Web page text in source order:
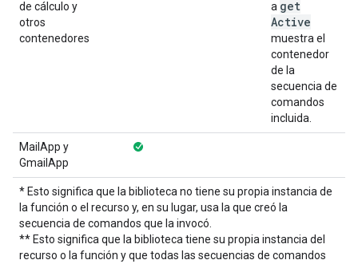
de cálculo y
otros
contenedores
a get
Active
muestra el
contenedor
de la
secuencia de
comandos
incluida.
MailApp y
GmailApp
* Esto significa que la biblioteca no tiene su propia instancia de
la función o el recurso y, en su lugar, usa la que creó la
secuencia de comandos que la invocó.
** Esto significa que la biblioteca tiene su propia instancia del
recurso o la función y que todas las secuencias de comandos